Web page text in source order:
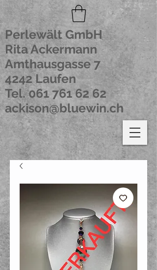
Perlewält GmbH
Rita Ackermann
Amthausgasse 7
4242 Laufen
Tel.061 761 62 62
ackison@bluewin.ch